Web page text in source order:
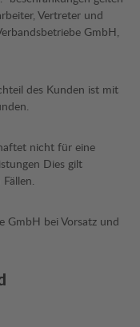
Vertreter und
GmbH,
des Kunden ist mit
nicht für eine
Dies gilt
GmbH bei Vorsatz und